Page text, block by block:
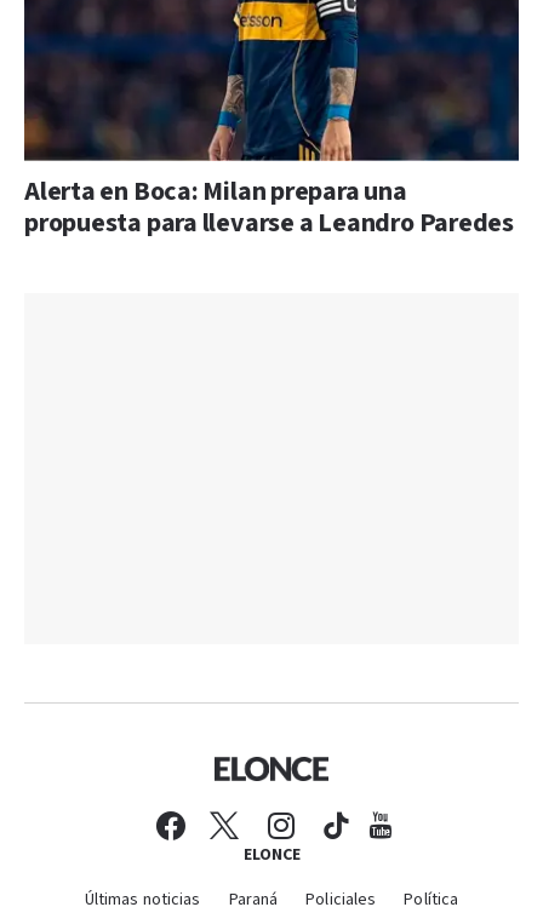
Alerta en Boca: Milan prepara una
propuesta para llevarse a Leandro Paredes
ELONCE
Últimas noticias Paraná Policiales Política